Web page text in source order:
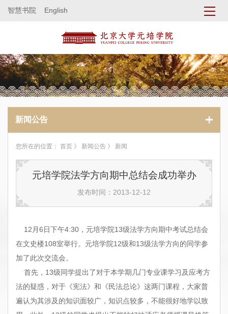
智慧书院 English
新闻公告
您所在的位置： 首页 》 新闻公告 》 新闻
元培学院法学方向期中总结会成功举办
发布时间：2013-12-12
12月6日下午4:30，元培学院13级法学方向期中考试总结会
在文史楼108室举行。元培学院12级和13级法学方向的同学参
加了此次交流会。
首先，13级同学提出了对于本学期几门专业课学习及应考方
法的疑惑，对于《宪法》和《民法总论》这两门课程，大家普
遍认为其涉及的知识面较广，知识点较多，不能很好地学以致